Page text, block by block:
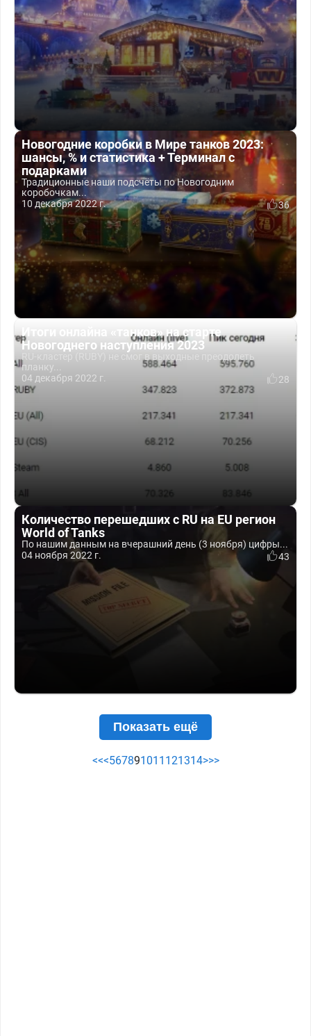
Новогодние коробки в Мире танков 2023:
шансы, % и статистика + Терминал с
подарками
Традиционные наши подсчёты по Новогодним
коробочкам...
10 декабря 2022 г.
36
Итоги онлайна «танков» на старте
Новогоднего наступления 2023
RU-кластер (RUBY) не смог в выходные преодолеть
планку...
04 декабря 2022 г.
28
Количество перешедших с RU на EU регион
World of Tanks
По нашим данным на вчерашний день (3 ноября) цифры...
04 ноября 2022 г.
43
Показать ещё
<<<567891011 121314>>>